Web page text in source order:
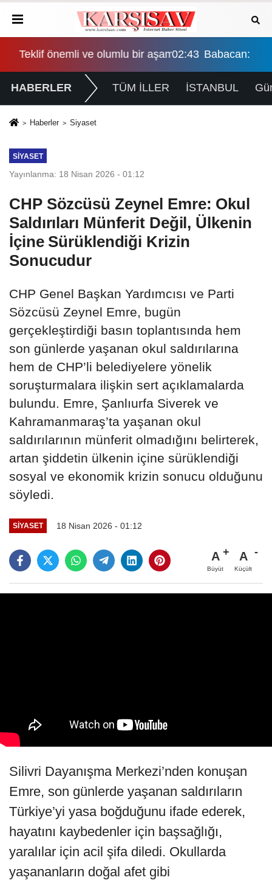
eşitlik yönünden eksiklikler giderilmeli
02:43 Babacan: Teklif önemli ve olumlu bir aşama,
HABERLER TÜM İLLER İSTANBUL
Haberler Siyaset
SIYASET
Yayınlanma: 18 Nisan 2026 - 01:12
CHP Sözcüsü Zeynel Emre: Okul
Saldırıları Münferit Değil, Ülkenin
İçine Sürüklendiği Krizin
Sonucudur
CHP Genel Başkan Yardımcısı ve Parti
Sözcüsü Zeynel Emre, bugün
gerçekleştirdiği basın toplantısında hem
son günlerde yaşanan okul saldırılarına
hem de CHP’li belediyelere yönelik
soruşturmalara ilişkin sert açıklamalarda
bulundu. Emre, Şanlıurfa Siverek ve
Kahramanmaraş’ta yaşanan okul
saldırılarının münferit olmadığını belirterek,
artan şiddetin ülkenin içine sürüklendiği
sosyal ve ekonomik krizin sonucu olduğunu
söyledi.
SIYASET 18 Nisan 2026 - 01:12
A
Büyüt
A
Küçült
Silivri Dayanışma Merkezi’nden konuşan
Emre, son günlerde yaşanan saldırıların
Türkiye’yi yasa boğduğunu ifade ederek,
hayatını kaybedenler için başsağlığı,
yaralılar için acil şifa diledi. Okullarda
yaşananların doğal afet gibi